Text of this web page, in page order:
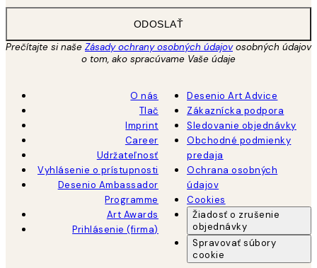
ODOSLAŤ
Prečítajte si naše Zásady ochrany osobných údajovosobných údajov
o tom, ako spracúvame Vaše údaje
O nás
Tlač
Imprint
Career
Udržateľnosť
Vyhlásenie o prístupnosti
Desenio Ambassador
Programme
Art Awards
Prihlásenie (firma)
Desenio Art Advice
Zákaznícka podpora
Sledovanie objednávky
Obchodné podmienky
predaja
Ochrana osobných
údajov
Cookies
Žiadosť o zrušenie
objednávky
Spravovať súbory
cookie